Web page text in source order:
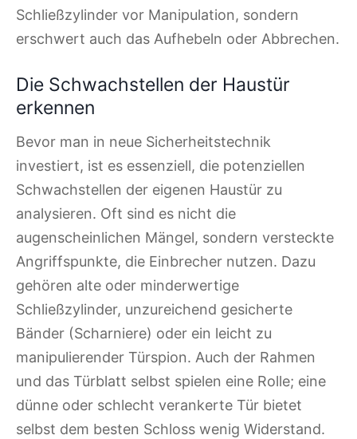
Schließzylinder vor Manipulation, sondern
erschwert auch das Aufhebeln oder Abbrechen.
Die Schwachstellen der Haustür
erkennen
Bevor man in neue Sicherheitstechnik
investiert, ist es essenziell, die potenziellen
Schwachstellen der eigenen Haustür zu
analysieren. Oft sind es nicht die
augenscheinlichen Mängel, sondern versteckte
Angriffspunkte, die Einbrecher nutzen. Dazu
gehören alte oder minderwertige
Schließzylinder, unzureichend gesicherte
Bänder (Scharniere) oder ein leicht zu
manipulierender Türspion. Auch der Rahmen
und das Türblatt selbst spielen eine Rolle; eine
dünne oder schlecht verankerte Tür bietet
selbst dem besten Schloss wenig Widerstand.